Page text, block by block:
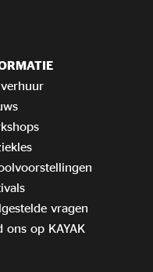
vragen
ons op KAYAK